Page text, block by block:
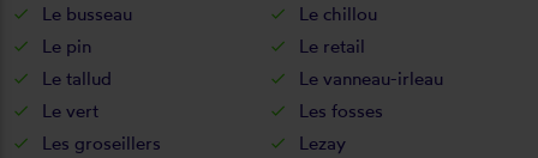
Le busseau
Le chillou
Le pin
Le retail
Le tallud
Le vanneau-irleau
Le vert
Les fosses
Les groseillers
Lezay